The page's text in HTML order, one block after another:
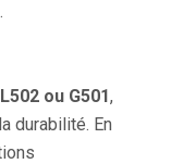
ou G501,
durabilité. En